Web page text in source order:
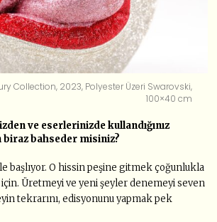
Collection, 2023, Polyester Üzeri Swarovski,
100×40 cm
ve eserlerinizde kullandığınız
biraz bahseder misiniz?
başlıyor. O hissin peşine gitmek çoğunlukla
Üretmeyi ve yeni şeyler denemeyi seven
tekrarını, edisyonunu yapmak pek